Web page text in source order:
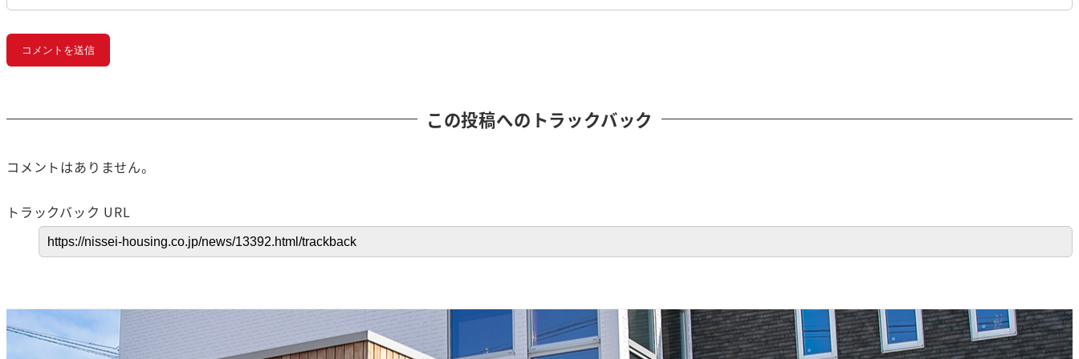
この投稿へのトラックバック
コメントはありません。
トラックバック URL